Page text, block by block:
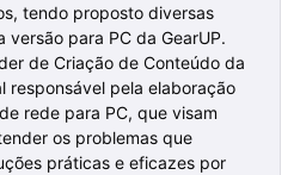
tendo proposto diversas
para PC da GearUP.
de Criação de Conteúdo da
responsável pela elaboração
rede para PC, que visam
os problemas que
práticas e eficazes por